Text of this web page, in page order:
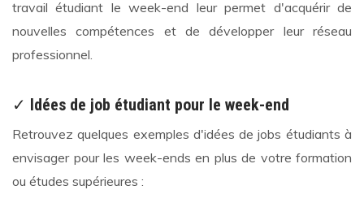
travail étudiant le week-end leur permet d'acquérir de
nouvelles compétences et de développer leur réseau
professionnel.
✓ Idées de job étudiant pour le week-end
Retrouvez quelques exemples d'idées de jobs étudiants à
envisager pour les week-ends en plus de votre formation
ou études supérieures :